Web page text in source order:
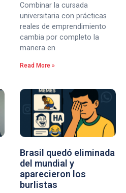
Combinar la cursada
universitaria con prácticas
reales de emprendimiento
cambia por completo la
manera en
Read More »
Brasil quedó eliminada
del mundial y
aparecieron los
burlistas